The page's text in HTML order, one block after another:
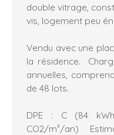
double vitrage,
vis, logement peu
Vendu avec une
la résidence.
annuelles,
de 48 lots.
DPE : C (84
CO2/m²/an)